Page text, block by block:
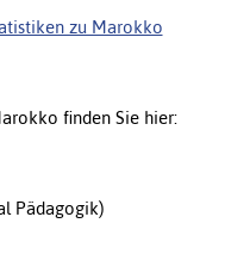
zu Marokko
finden Sie hier:
Pädagogik)